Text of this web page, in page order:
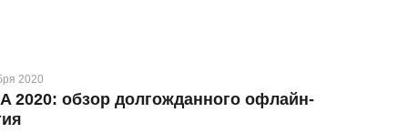
2020
2020: обзор долгожданного офлайн-